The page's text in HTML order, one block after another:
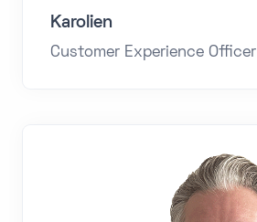
Karolien
Customer Experience Officer